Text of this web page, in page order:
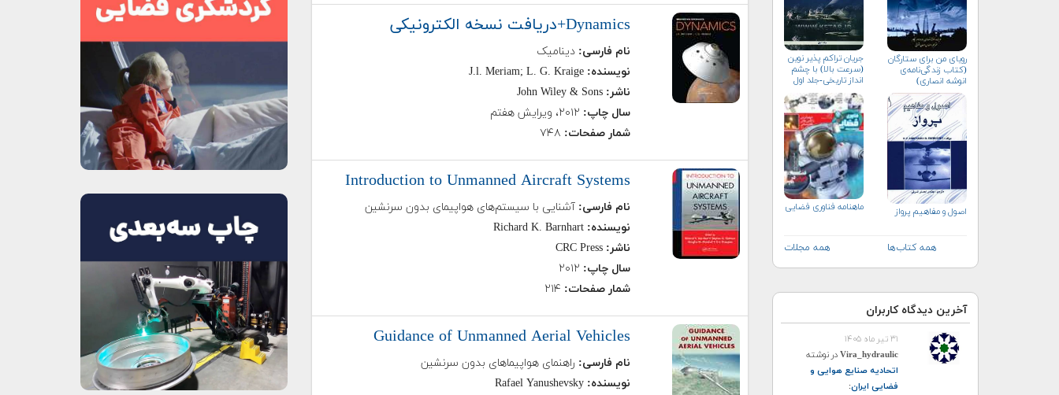
رویای من برای ستارگان
(کتاب زندگی‌نامه‌ی
انوشه انصاری)
جریان تراکم پذیر نوین
(سرعت بالا) با چشم
انداز تاریخی-جلد اول
اصول و مفاهیم پرواز ماهنامه فناوری فضایی
همه کتاب‌ها همه مجلات
آخرین دیدگاه کاربران
۳۱ تیر ماه ۱۴۰۵
Vira_hydraulicدر نوشته
اتحادیه صنایع هوایی و
فضایی ایران:
Dynamics+دریافت نسخه الکترونیکی
نام فارسی: دینامیک
نویسنده: J.l. Meriam; L. G. Kraige
ناشر: John Wiley & Sons
سال چاپ: ۲۰۱۲، ویرایش هفتم
شمار صفحات: ۷۴۸
Introduction to Unmanned Aircraft Systems
نام فارسی: آشنایی با سیستم‌های هواپیمای بدون سرنشین
نویسنده: Richard K. Barnhart
ناشر:
سال چاپ:
شمار صفحات:
Guidance of Unmanned Aerial Vehicles
نام فارسی: راهنمای هواپیماهای بدون سرنشین
نویسنده: Rafael Yanushevsky